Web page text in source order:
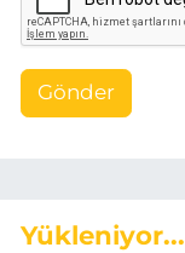
Gönder
Yükleniyor...